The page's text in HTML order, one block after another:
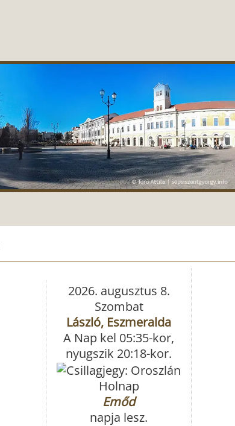
2026. augusztus 8.
Szombat
László, Eszmeralda
A Nap kel 05:35-kor,
nyugszik 20:18-kor.
Holnap
Emőd
napja lesz.